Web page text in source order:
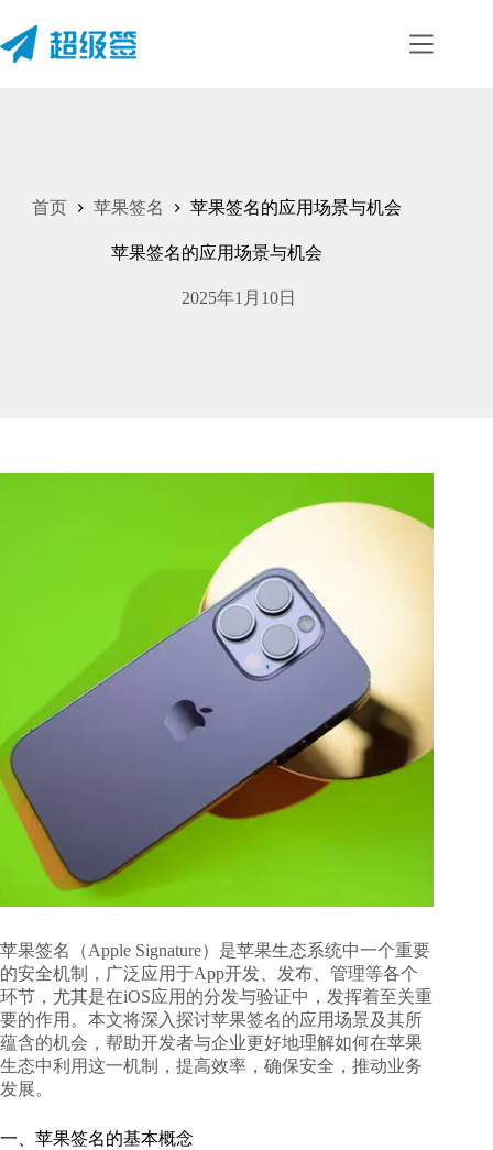
首页 苹果签名 苹果签名的应用场景与机会
苹果签名的应用场景与机会
2025年1月10日
苹果签名（Apple Signature）是苹果生态系统中一个重要
的安全机制，广泛应用于App开发、发布、管理等各个
环节，尤其是在iOS应用的分发与验证中，发挥着至关重
要的作用。本文将深入探讨苹果签名的应用场景及其所
蕴含的机会，帮助开发者与企业更好地理解如何在苹果
生态中利用这一机制，提高效率，确保安全，推动业务
发展。
一、苹果签名的基本概念